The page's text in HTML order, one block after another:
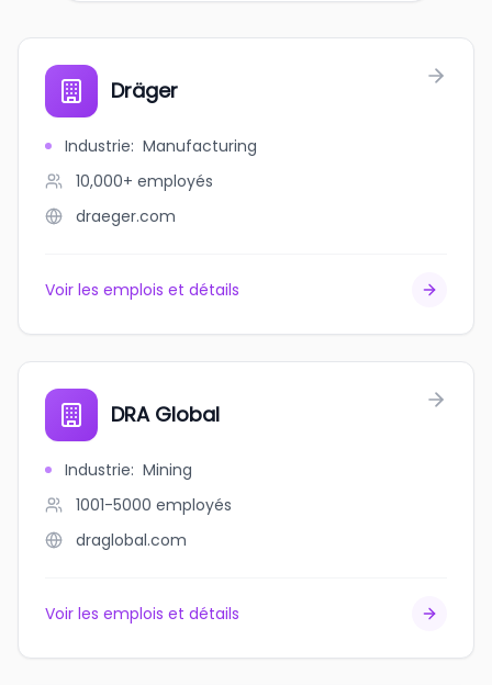
Dräger
Industrie: Manufacturing
10,000+ employés
draeger.com
Voir les emplois et détails
DRA Global
Industrie: Mining
1001-5000 employés
draglobal.com
Voir les emplois et détails